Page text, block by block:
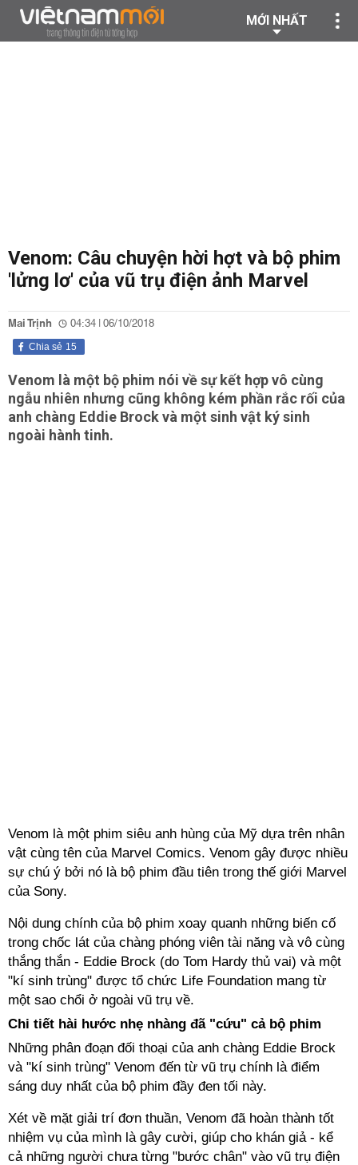
MỚI NHẤT
Venom: Câu chuyện hời hợt và bộ phim
'lửng lơ' của vũ trụ điện ảnh Marvel
Mai Trịnh 04:34 | 06/10/2018
15
Chia sẻ
Venom là một bộ phim nói về sự kết hợp vô cùng
ngẫu nhiên nhưng cũng không kém phần rắc rối của
anh chàng Eddie Brock và một sinh vật ký sinh
ngoài hành tinh.
Venom là một phim siêu anh hùng của Mỹ dựa trên nhân
vật cùng tên của Marvel Comics. Venom gây được nhiều
sự chú ý bởi nó là bộ phim đầu tiên trong thế giới Marvel
của Sony.
Nội dung chính của bộ phim xoay quanh những biến cố
trong chốc lát của chàng phóng viên tài năng và vô cùng
thắng thắn - Eddie Brock (do Tom Hardy thủ vai) và một
"kí sinh trùng" được tổ chức Life Foundation mang từ
một sao chổi ở ngoài vũ trụ về.
Chi tiết hài hước nhẹ nhàng đã "cứu" cả bộ phim
Những phân đoạn đối thoại của anh chàng Eddie Brock
và "kí sinh trùng" Venom đến từ vũ trụ chính là điểm
sáng duy nhất của bộ phim đầy đen tối này.
Xét về mặt giải trí đơn thuần, Venom đã hoàn thành tốt
nhiệm vụ của mình là gây cười, giúp cho khán giả - kể
cả những người chưa từng "bước chân" vào vũ trụ điện